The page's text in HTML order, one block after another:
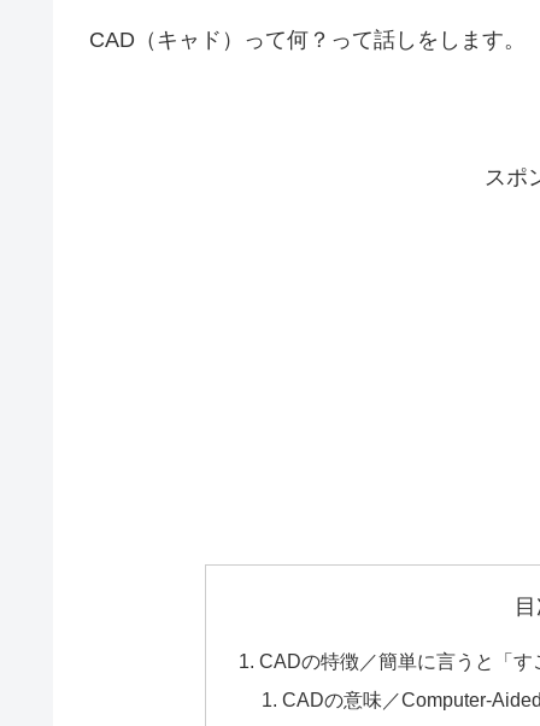
CAD（キャド）って何？って話しをします。
スポ
CADの特徴／簡単に言うと「
CADの意味／Computer-